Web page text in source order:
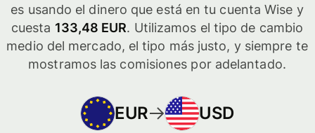
es usando el dinero que está en tu cuenta Wise y
cuesta 133,48 EUR. Utilizamos el tipo de cambio
medio del mercado, el tipo más justo, y siempre te
mostramos las comisiones por adelantado.
EUR USD